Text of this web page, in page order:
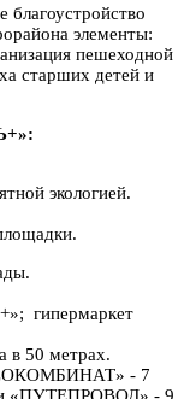
элементы:
пешеходной
старших детей и
экологией.
гипермаркет
в 50 метрах.
- 7